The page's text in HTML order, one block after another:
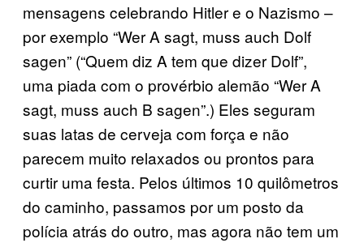
mensagens celebrando Hitler e o Nazismo –
por exemplo “Wer A sagt, muss auch Dolf
sagen” (“Quem diz A tem que dizer Dolf”,
uma piada com o provérbio alemão “Wer A
sagt, muss auch B sagen”.) Eles seguram
suas latas de cerveja com força e não
parecem muito relaxados ou prontos para
curtir uma festa. Pelos últimos 10 quilômetros
do caminho, passamos por um posto da
polícia atrás do outro, mas agora não tem um